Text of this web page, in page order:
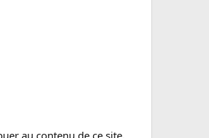
au contenu de ce site.